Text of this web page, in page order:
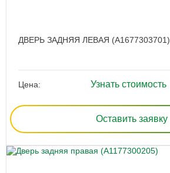
ДВЕРЬ ЗАДНЯЯ ЛЕВАЯ (A1677303701)
Цена: Узнать стоимость
Оставить заявку